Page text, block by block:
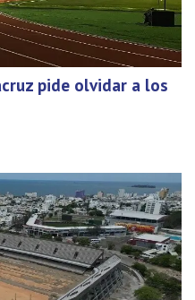
pide olvidar a los